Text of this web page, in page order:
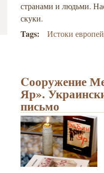
странами и людьми.
скуки.
Tags: Истоки
Cооружение
Яр».
письмо